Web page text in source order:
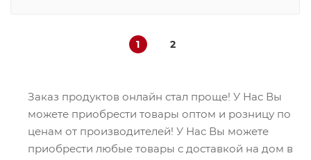
1 2
Заказ продуктов онлайн стал проще! У Нас Вы
можете приобрести товары оптом и розницу по
ценам от производителей! У Нас Вы можете
приобрести любые товары с доставкой на дом в